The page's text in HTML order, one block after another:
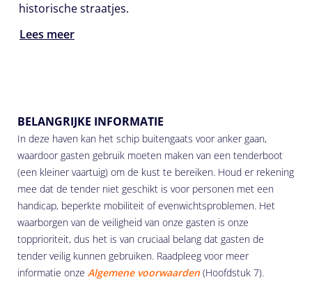
historische straatjes.
Lees meer
BELANGRIJKE INFORMATIE
In deze haven kan het schip buitengaats voor anker gaan,
waardoor gasten gebruik moeten maken van een tenderboot
(een kleiner vaartuig) om de kust te bereiken. Houd er rekening
mee dat de tender niet geschikt is voor personen met een
handicap, beperkte mobiliteit of evenwichtsproblemen. Het
waarborgen van de veiligheid van onze gasten is onze
topprioriteit, dus het is van cruciaal belang dat gasten de
tender veilig kunnen gebruiken. Raadpleeg voor meer
informatie onze Algemene voorwaarden (Hoofdstuk 7).